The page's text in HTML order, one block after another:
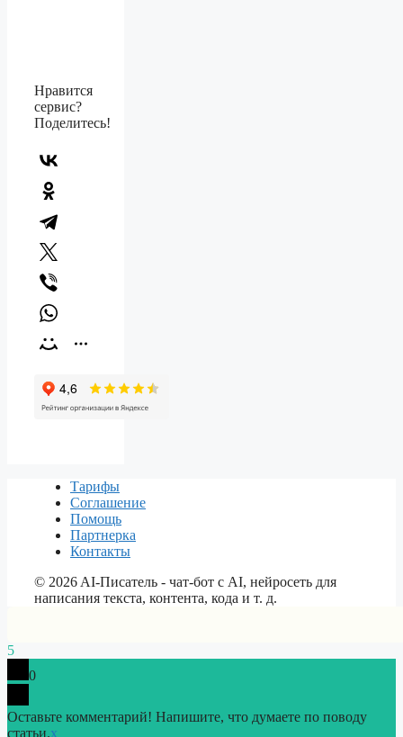
Нравится
сервис?
Поделитесь!
Тарифы
Соглашение
Помощь
Партнерка
Контакты
© 2026 AI-Писатель - чат-бот с AI, нейросеть для
написания текста, контента, кода и т. д.
5
0
Оставьте комментарий! Напишите, что думаете по поводу
статьи.x